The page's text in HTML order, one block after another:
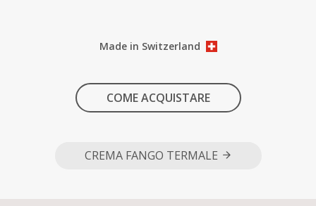
Made in Switzerland
COME ACQUISTARE
CREMA FANGO TERMALE